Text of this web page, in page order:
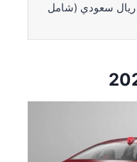
74,405 ريال سعودي (شامل